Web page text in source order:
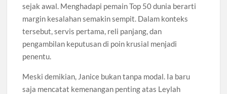
sejak awal. Menghadapi pemain Top 50 dunia berarti
margin kesalahan semakin sempit. Dalam konteks
tersebut, servis pertama, reli panjang, dan
pengambilan keputusan di poin krusial menjadi
penentu.
Meski demikian, Janice bukan tanpa modal. Ia baru
saja mencatat kemenangan penting atas Leylah